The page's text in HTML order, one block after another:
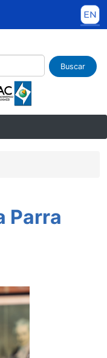
Buscar
interna
ayuda a la
Parra